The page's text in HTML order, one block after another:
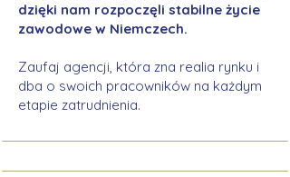
dzięki nam rozpoczęli stabilne życie
zawodowe w Niemczech.
Zaufaj agencji, która zna realia rynku i
dba o swoich pracowników na każdym
etapie zatrudnienia.